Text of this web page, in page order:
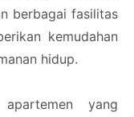
berbagai fasilitas
kemudahan
hidup.
yang